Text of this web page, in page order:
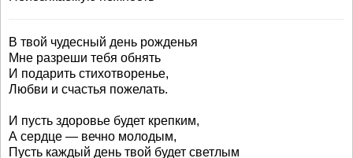
В твой чудесный день рожденья
Мне разреши тебя обнять
И подарить стихотворенье,
Любви и счастья пожелать.
И пусть здоровье будет крепким,
А сердце — вечно молодым,
Пусть каждый день твой будет светлым